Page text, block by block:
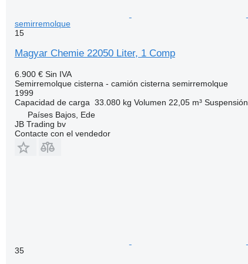
semirremolque
15
Magyar Chemie 22050 Liter, 1 Comp
6.900 € Sin IVA
Semirremolque cisterna - camión cisterna semirremolque
1999
Capacidad de carga 33.080 kg Volumen 22,05 m³ Suspensión
Países Bajos, Ede
JB Trading bv
Contacte con el vendedor
35